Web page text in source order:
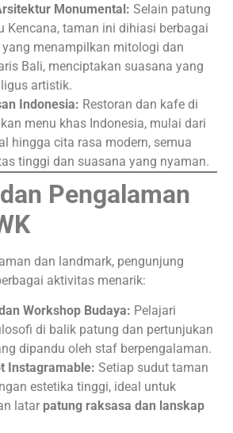
Monumental: Selain patung
Kencana, taman ini dihiasi berbagai
menampilkan mitologi dan
Bali, menciptakan suasana yang
artistik.
Indonesia: Restoran dan kafe di
menu khas Indonesia, mulai dari
hingga cita rasa modern, semua
tinggi dan suasana yang nyaman.
Pengalaman
dan landmark, pengunjung
aktivitas menarik:
Workshop Budaya: Pelajari
di balik patung dan pertunjukan
dipandu oleh staf berpengalaman.
Instagramable: Setiap sudut taman
estetika tinggi, ideal untuk
latar patung raksasa dan lanskap